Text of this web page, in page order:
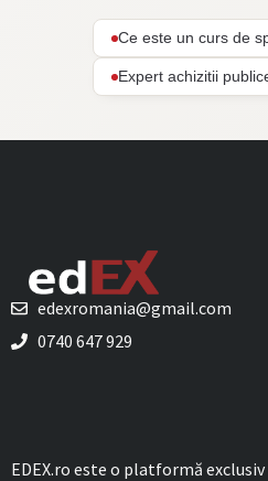
Ce este un curs de
Expert achizitii
edexromania@gmail.com
0740 647 929
EDEX.ro este o platformă